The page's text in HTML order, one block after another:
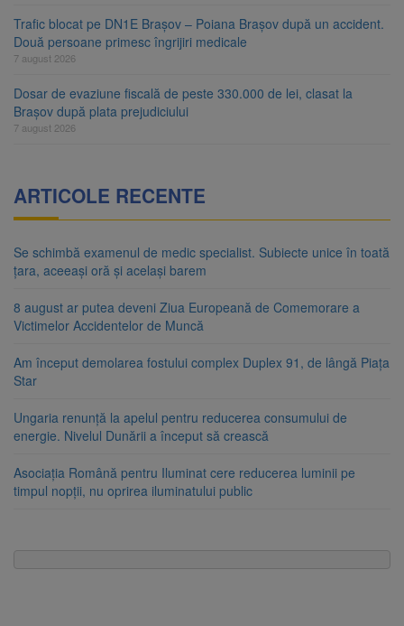
Trafic blocat pe DN1E Brașov – Poiana Brașov după un accident.
Două persoane primesc îngrijiri medicale
7 august 2026
Dosar de evaziune fiscală de peste 330.000 de lei, clasat la
Brașov după plata prejudiciului
7 august 2026
ARTICOLE RECENTE
Se schimbă examenul de medic specialist. Subiecte unice în toată
țara, aceeași oră și același barem
8 august ar putea deveni Ziua Europeană de Comemorare a
Victimelor Accidentelor de Muncă
Am început demolarea fostului complex Duplex 91, de lângă Piața
Star
Ungaria renunță la apelul pentru reducerea consumului de
energie. Nivelul Dunării a început să crească
Asociația Română pentru Iluminat cere reducerea luminii pe
timpul nopții, nu oprirea iluminatului public